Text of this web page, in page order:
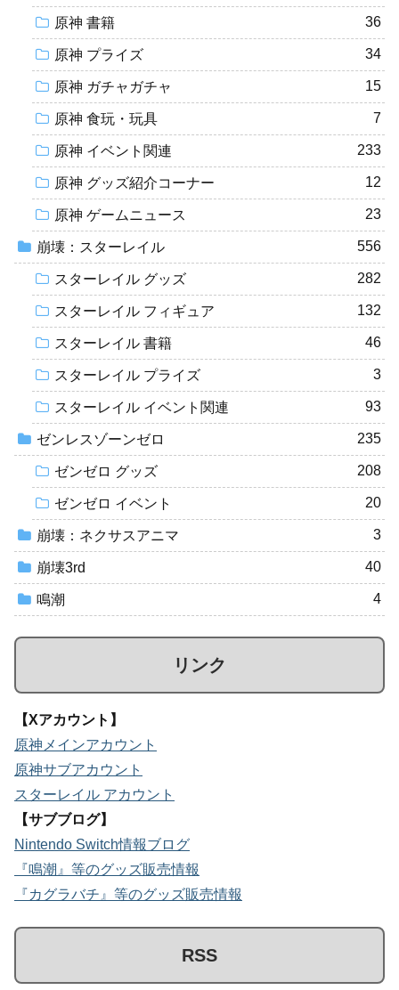
原神 書籍 36
原神 プライズ 34
原神 ガチャガチャ 15
原神 食玩・玩具 7
原神 イベント関連 233
原神 グッズ紹介コーナー 12
原神 ゲームニュース 23
崩壊：スターレイル 556
スターレイル グッズ 282
スターレイル フィギュア 132
スターレイル 書籍 46
スターレイル プライズ 3
スターレイル イベント関連 93
ゼンレスゾーンゼロ 235
ゼンゼロ グッズ 208
ゼンゼロ イベント 20
崩壊：ネクサスアニマ 3
崩壊3rd 40
鳴潮 4
リンク
【Xアカウント】
原神メインアカウント
原神サブアカウント
スターレイル アカウント
【サブブログ】
Nintendo Switch情報ブログ
『鳴潮』等のグッズ販売情報
『カグラバチ』等のグッズ販売情報
RSS